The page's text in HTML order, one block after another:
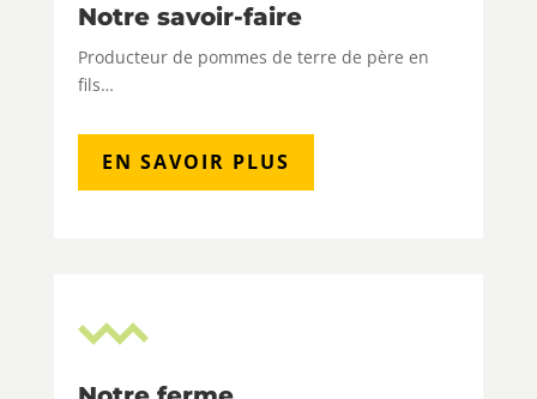
Notre savoir-faire
Producteur de pommes de terre de père en
fils…
EN SAVOIR PLUS